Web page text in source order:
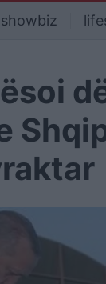
showbiz